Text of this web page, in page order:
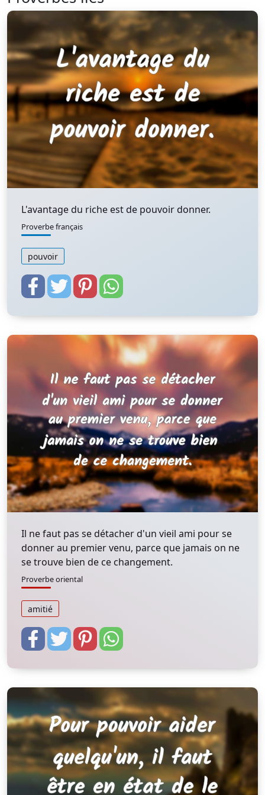
L'avantage du riche est de pouvoir donner.
Proverbe français
pouvoir
Il ne faut pas se détacher d'un vieil ami pour se
donner au premier venu, parce que jamais on ne
se trouve bien de ce changement.
Proverbe oriental
amitié